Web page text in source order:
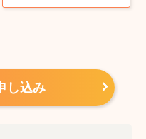
し込み